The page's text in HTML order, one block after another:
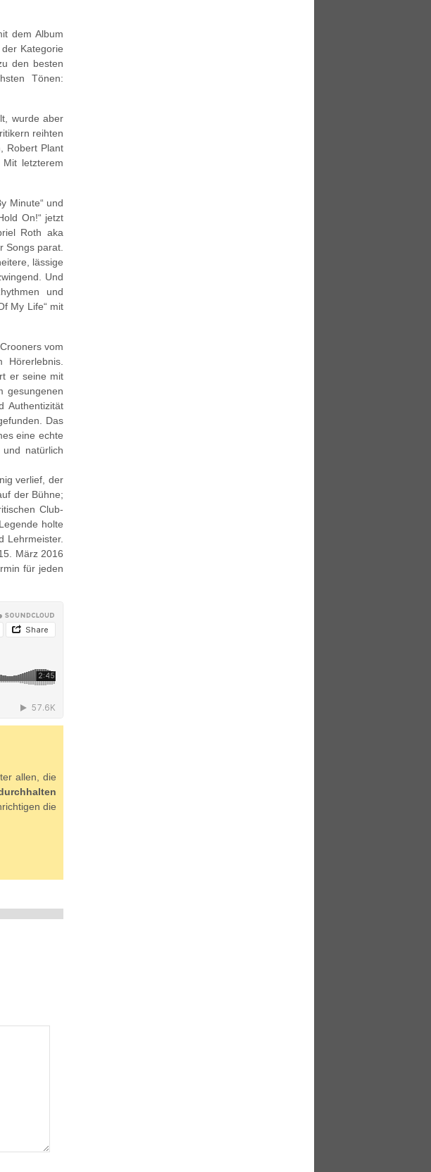
dem Album
Kategorie
den besten
Tönen:
wurde aber
reihten
Robert Plant
letzterem
Minute“ und
On!“ jetzt
Roth aka
Songs parat.
lässige
Und
und
My Life“ mit
vom
er seine mit
gesungenen
Authentizität
Das
eine echte
natürlich
verlief, der
der Bühne;
Club-
holte
Lehrmeister.
März 2016
für jeden
allen, die
die